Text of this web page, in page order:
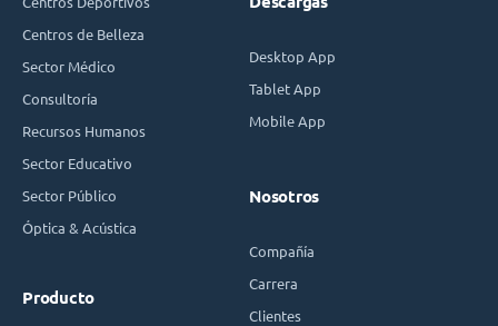
Centros de Belleza
Sector Médico
Consultoría
Recursos Humanos
Sector Educativo
Sector Público
Óptica & Acústica
Producto
Desktop App
Tablet App
Mobile App
Nosotros
Compañía
Carrera
Clientes